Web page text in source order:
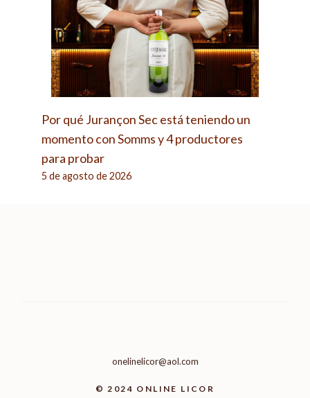
Por qué Jurançon Sec está teniendo un
momento con Somms y 4 productores
para probar
5 de agosto de 2026
© 2024 ONLINE LICOR
onelinelicor@aol.com